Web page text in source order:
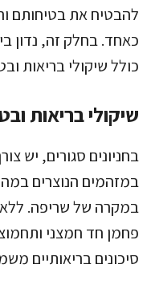
להבטיח את בטיחותם
כאחד. בחלק זה, נדון
כולל שיקולי בריאות
שיקולי בריאות
בחניונים סגורים, יש
במזהמים הנוצרים
במקרה של שריפה. ללא
פחמן חד חמצני
סיכונים בריאותיים